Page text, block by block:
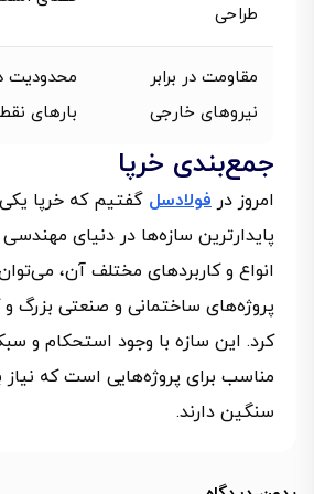
طراحی
مقاومت در برابر
نیروهای خارجی
محدودیت
بارهای
جمع‌بندی خرپا
امروز در فولادسل گفتیم که خرپا یکی
پایدارترین سازه‌ها در دنیای
انواع و کاربردهای مختلف آن، می‌توان
پروژه‌های ساختمانی و صنعتی بزرگ
کرد. این سازه با وجود استحکام و
مناسب برای پروژه‌هایی است که نیاز
سنگین دارند.